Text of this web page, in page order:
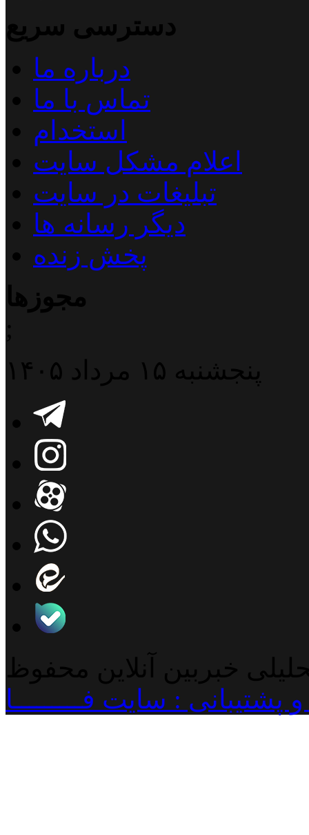
دسترسی سریع
درباره ما
تماس با ما
استخدام
اعلام مشکل سایت
تبلیغات در سایت
دیگر رسانه ها
پخش زنده
مجوزها
;
پنجشنبه ۱۵ مرداد ۱۴۰۵
خبربین آنلاین محفوظ
: سایت فـــــــــا